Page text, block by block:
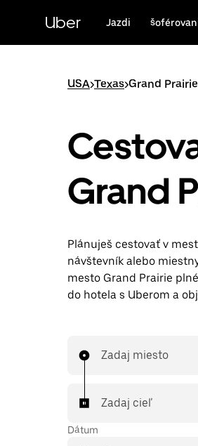
obsah
Uber Jazdi
USA>Texas>Grand Prairie
Grand
Plánuješ cestovať v
návštevník alebo
mesto Grand Prairie
do hotela s Uberom a
Zadaj miesto
Zadaj cieľ
Dátum